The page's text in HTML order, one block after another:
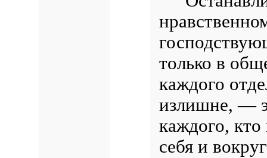
только в
каждого
излишне, —
каждого, кто
себя и